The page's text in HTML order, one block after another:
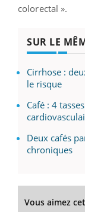
colorectal ».
SUR LE
Cirrhose :
le risque
Café : 4
Deux cafés
chroniques
Vous aimez